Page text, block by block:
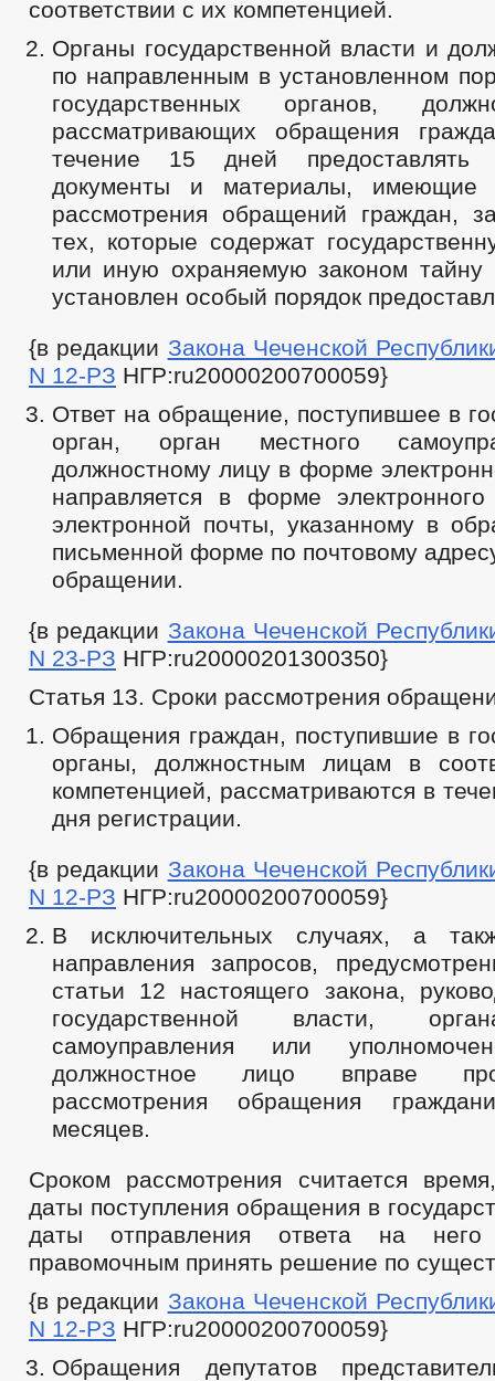
соответствии с их компетенцией.
Органы государственной власти и
по направленным в установленном
государственных органов,
рассматривающих обращения
течение 15 дней предоставлять
документы и материалы, имеющие
рассмотрения обращений граждан,
тех, которые содержат
или иную охраняемую законом тайну
установлен особый порядок
{в редакции Закона Чеченской
N 12-РЗ НГР:ru20000200700059}
Ответ на обращение, поступившее в
орган, орган местного
должностному лицу в форме
направляется в форме
электронной почты, указанному в
письменной форме по почтовому
обращении.
{в редакции Закона Чеченской
N 23-РЗ НГР:ru20000201300350}
Статья 13. Сроки рассмотрения
Обращения граждан, поступившие в
органы, должностным лицам в
компетенцией, рассматриваются в
дня регистрации.
{в редакции Закона Чеченской
N 12-РЗ НГР:ru20000200700059}
В исключительных случаях, а
направления запросов,
статьи 12 настоящего закона,
государственной власти,
самоуправления или
должностное лицо вправе
рассмотрения обращения
месяцев.
Сроком рассмотрения считается
даты поступления обращения в
даты отправления ответа на него
правомочным принять решение по
{в редакции Закона Чеченской
N 12-РЗ НГР:ru20000200700059}
Обращения депутатов